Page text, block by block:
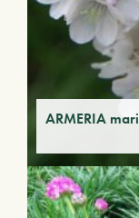
ARMERIA